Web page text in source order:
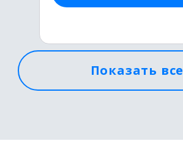
Показать все